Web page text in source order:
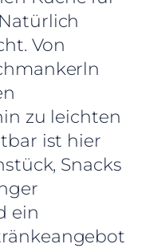
Von
zu leichten
ist hier
Snacks
ein